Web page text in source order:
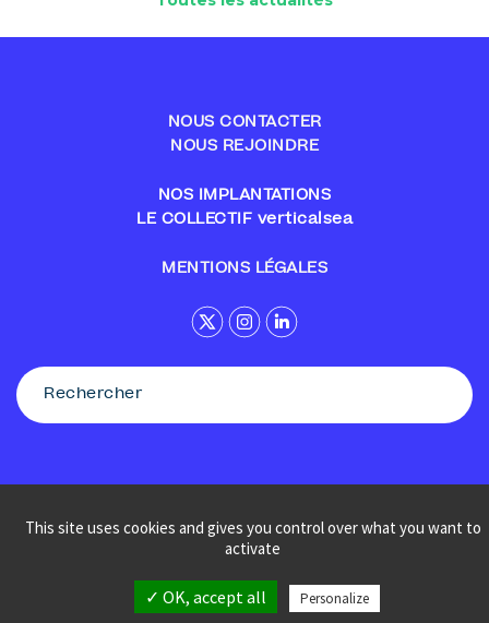
NOUS CONTACTER
NOUS REJOINDRE
NOS IMPLANTATIONS
LE COLLECTIF verticalsea
MENTIONS LÉGALES
© Sennse
This site uses cookies and gives you control over what you want to
activate
✓ OK, accept all Personalize